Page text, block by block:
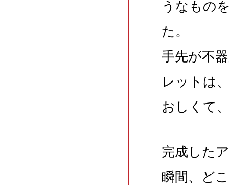
うなもの
た。
手先が不
レットは
おしくて
完成した
瞬間、ど